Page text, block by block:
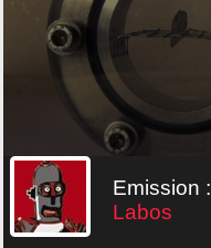
Emission :
Labos